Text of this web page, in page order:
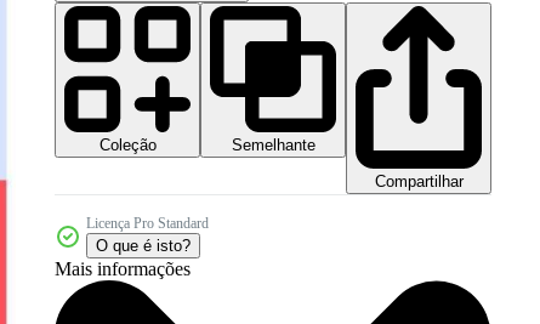
Coleção
Semelhante
Compartilhar
Licença Pro Standard
O que é isto?
Mais informações